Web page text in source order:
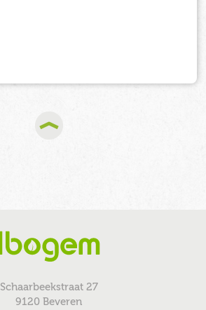
Schaarbeekstraat 27
9120 Beveren